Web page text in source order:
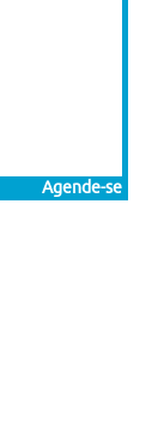
Agende-se